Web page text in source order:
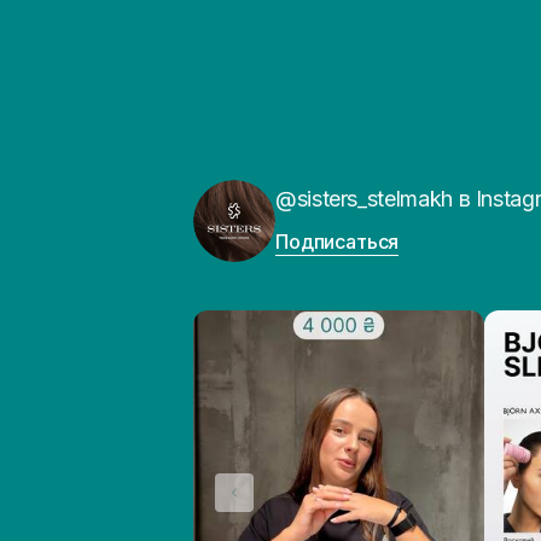
@sisters_stelmakh в
Подписаться